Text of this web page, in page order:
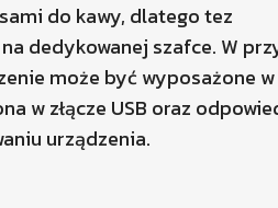
do kawy, dlatego tez
dedykowanej szafce. W
może być wyposażone w
w złącze USB oraz
urządzenia.